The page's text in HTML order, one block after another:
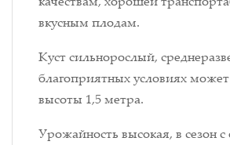
вкусным плодам.
Куст сильнорослый,
благоприятных условиях может
высоты 1,5 метра.
Урожайность высокая, в сезон с